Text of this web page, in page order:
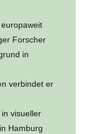
Forscher
in
verbindet er
visueller
Hamburg